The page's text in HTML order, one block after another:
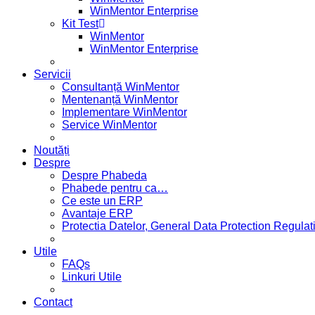
WinMentor Enterprise
Kit Test
WinMentor
WinMentor Enterprise
Servicii
Consultanță WinMentor
Mentenanță WinMentor
Implementare WinMentor
Service WinMentor
Noutăți
Despre
Despre Phabeda
Phabede pentru ca…
Ce este un ERP
Avantaje ERP
Protectia Datelor, General Data Protection
Utile
FAQs
Linkuri Utile
Contact